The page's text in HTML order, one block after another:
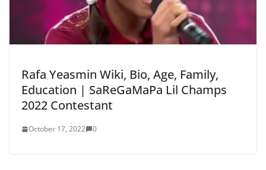
Rafa Yeasmin Wiki, Bio, Age, Family,
Education | SaReGaMaPa Lil Champs
2022 Contestant
October 17, 2022 0